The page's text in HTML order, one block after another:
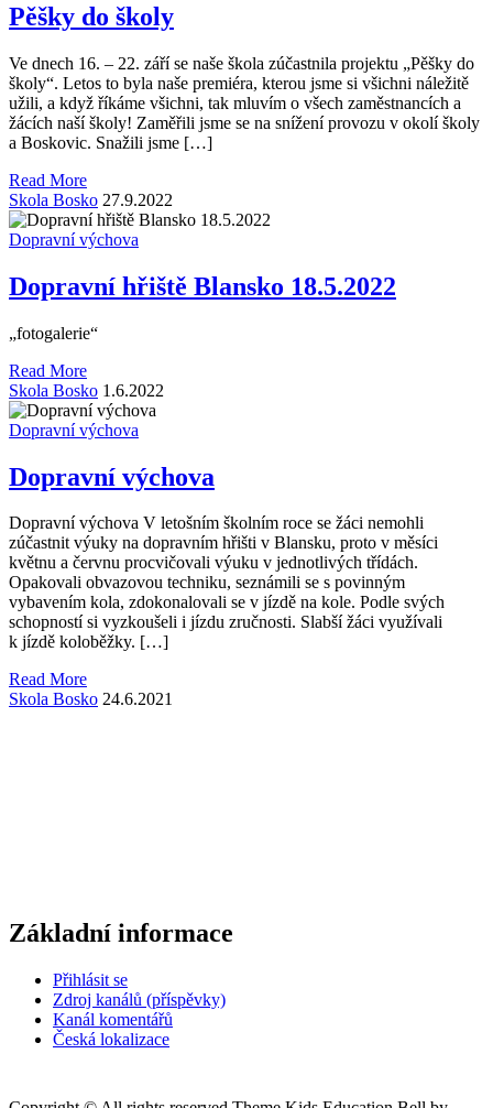
Pěšky do školy
Ve dnech 16. – 22. září se naše škola zúčastnila projektu „Pěšky do
školy“. Letos to byla naše premiéra, kterou jsme si všichni náležitě
užili, a když říkáme všichni, tak mluvím o všech zaměstnancích a
žácích naší školy! Zaměřili jsme se na snížení provozu v okolí školy
a Boskovic. Snažili jsme […]
Read More
Skola Bosko 27.9.2022
Dopravní výchova
Dopravní hřiště Blansko 18.5.2022
„fotogalerie“
Read More
Skola Bosko 1.6.2022
Dopravní výchova
Dopravní výchova
Dopravní výchova V letošním školním roce se žáci nemohli
zúčastnit výuky na dopravním hřišti v Blansku, proto v měsíci
květnu a červnu procvičovali výuku v jednotlivých třídách.
Opakovali obvazovou techniku, seznámili se s povinným
vybavením kola, zdokonalovali se v jízdě na kole. Podle svých
schopností si vyzkoušeli i jízdu zručnosti. Slabší žáci využívali
k jízdě koloběžky. […]
Read More
Skola Bosko 24.6.2021
Základní informace
Přihlásit se
Zdroj kanálů (příspěvky)
Kanál komentářů
Česká lokalizace